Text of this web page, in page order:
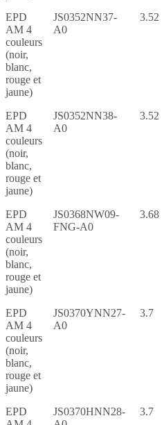
EPD
AM 4
couleurs
(noir,
blanc,
rouge et
jaune)
JS0352NN37-
A0
3.52
EPD
AM 4
couleurs
(noir,
blanc,
rouge et
jaune)
JS0352NN38-
A0
3.52
EPD
AM 4
couleurs
(noir,
blanc,
rouge et
jaune)
JS0368NW09-
FNG-A0
3.68
EPD
AM 4
couleurs
(noir,
blanc,
rouge et
jaune)
JS0370YNN27-
A0
3.7
EPD
JS0370HNN28-
3.7